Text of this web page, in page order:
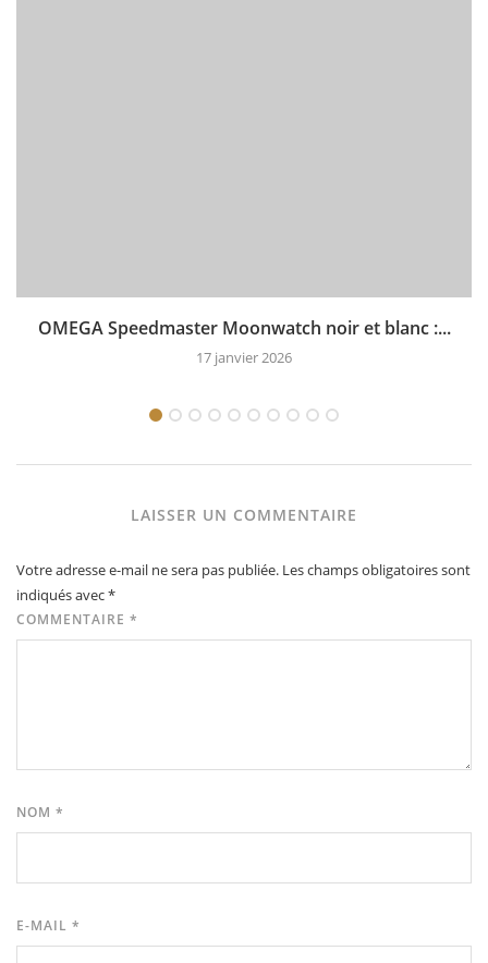
OMEGA Speedmaster Moonwatch noir et blanc :...
17 janvier 2026
LAISSER UN COMMENTAIRE
Votre adresse e-mail ne sera pas publiée. Les champs obligatoires sont
indiqués avec*
COMMENTAIRE *
NOM *
E-MAIL *